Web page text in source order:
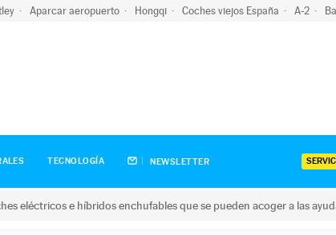
Aparcar aeropuerto Hongqi Coches viejos España A-2
TECNOLOGÍA NEWSLETTER
eléctricos e híbridos enchufables que se pueden acoger a las